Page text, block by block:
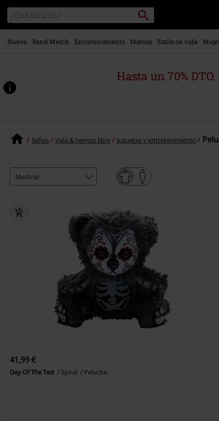
contenido
principal
Buscar
en
el
catálogo
Buscar
Nuevo Band Merch Entretenimiento Marcas Estilo de vida
Hasta un 70%
Niños Vida & tiempo libre Juguetes y entretenimiento
41,99 €
Day Of The Ted Spiral Peluche